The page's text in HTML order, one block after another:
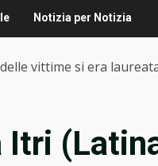
Notizia per Notizia
vittime si era
Itri